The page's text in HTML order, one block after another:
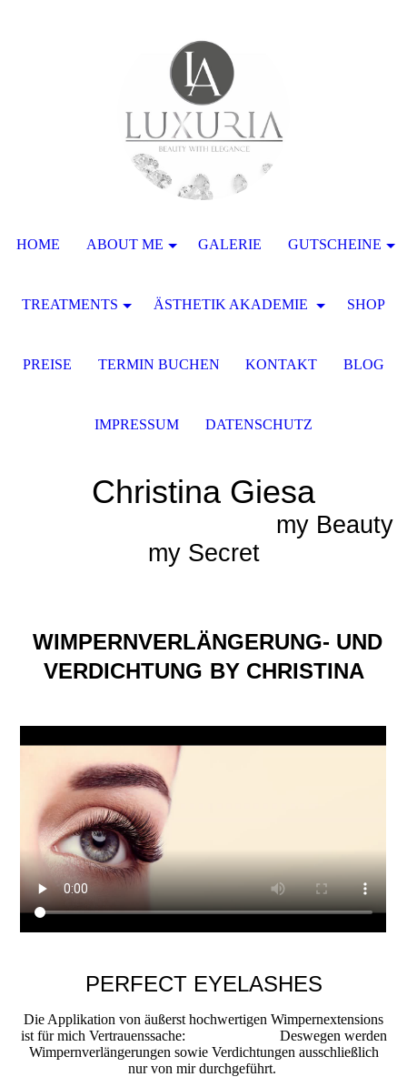
Christina Giesa
my Beauty
my Secret
WIMPERNVERLÄNGERUNG- UND
VERDICHTUNG BY CHRISTINA
PERFECT EYELASHES
Die Applikation von äußerst hochwertigen Wimpernextensions
ist für mich Vertrauenssache: Deswegen werden
Wimpernverlängerungen sowie Verdichtungen ausschließlich
nur von mir durchgeführt.
HOME ABOUT ME GALERIE GUTSCHEINE
TREATMENTS ÄSTHETIK AKADEMIE SHOP
PREISE TERMIN BUCHEN KONTAKT BLOG
IMPRESSUM DATENSCHUTZ